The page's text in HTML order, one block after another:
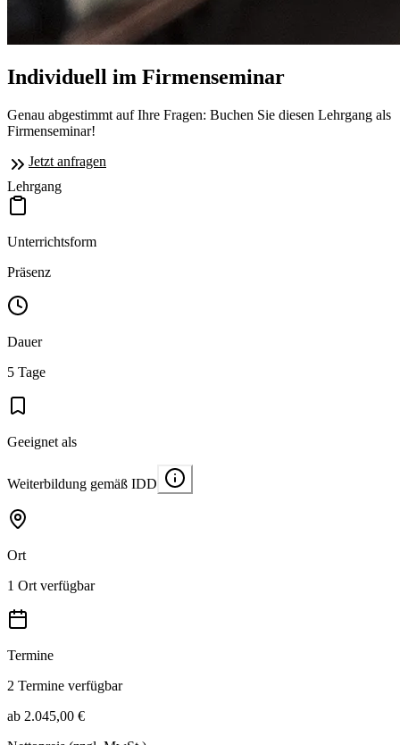
Individuell im Firmenseminar
Genau abgestimmt auf Ihre Fragen: Buchen Sie diesen Lehrgang als
Firmenseminar!
Jetzt anfragen
Lehrgang
Unterrichtsform
Präsenz
Dauer
5 Tage
Geeignet als
Weiterbildung gemäß IDD
Ort
1 Ort verfügbar
Termine
2 Termine verfügbar
ab 2.045,00 €